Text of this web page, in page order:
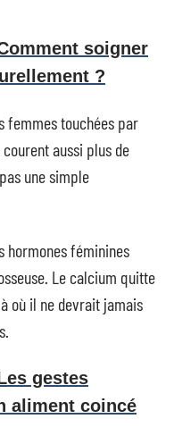
soigner
?
femmes touchées par
aussi plus de
une simple
hormones féminines
Le calcium quitte
où il ne devrait jamais
gestes
aliment coincé